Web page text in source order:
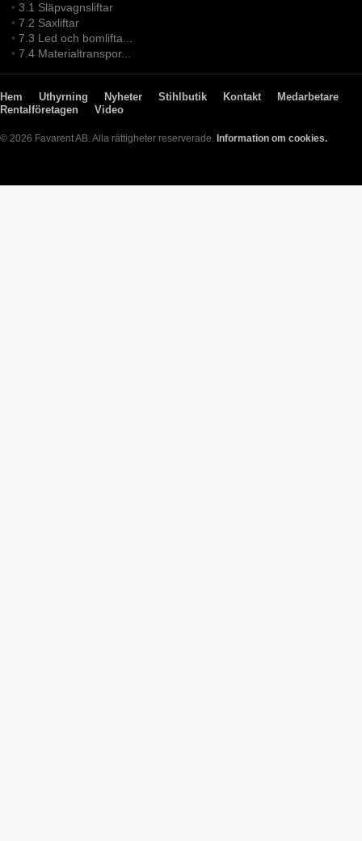
•3.1 Släpvagnsliftar
•7.2 Saxliftar
•7.3 Led och bomlifta...
•7.4 Materialtranspor...
Hem Uthyrning Nyheter Stihlbutik Kontakt
Medarbetare
Rentalföretagen
Video
© 2026 Favarent AB. Alla rättigheter reserverade. Information om cookies.